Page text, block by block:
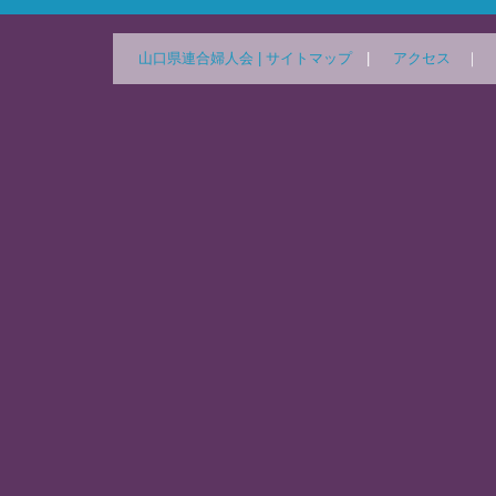
山口県連合婦人会 | サイトマップ| アクセス